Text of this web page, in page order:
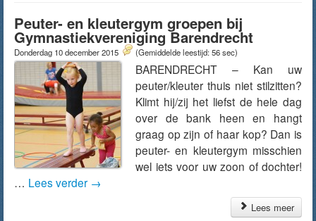
Peuter- en kleutergym groepen bij
Gymnastiekvereniging Barendrecht
Donderdag 10 december 2015 (Gemiddelde leestijd: 56 sec)
BARENDRECHT – Kan uw
peuter/kleuter thuis niet stilzitten?
Klimt hij/zij het liefst de hele dag
over de bank heen en hangt
graag op zijn of haar kop? Dan is
peuter- en kleutergym misschien
wel iets voor uw zoon of dochter!
… Lees verder →
Lees meer